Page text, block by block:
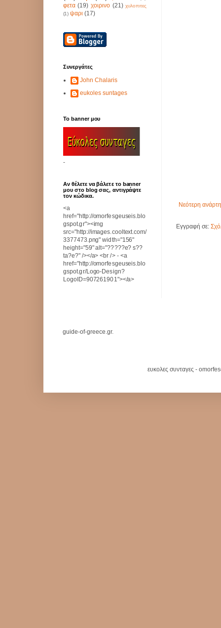
Νεότερη
Εγγραφή σε:
φετα (19) χοιρινο (21) χυλοπιτες
(1) ψαρι (17)
Συνεργάτες
John Chalaris
eukoles suntages
Το banner μου
-
Αν θέλετε να βάλετε το banner
μου στο blog σας, αντιγράψτε
τον κώδικα.
<a
href="http://omorfesgeuseis.blo
gspot.gr"><img
src="http://images.cooltext.com/
3377473.png" width="156"
height="59" alt="?????e? s??
ta?e?" /></a> <br /> - <a
href="http://omorfesgeuseis.blo
gspot.gr/Logo-Design?
LogoID=907261901"></a>
guide-of-greece.gr.
ευκολες συνταγες -